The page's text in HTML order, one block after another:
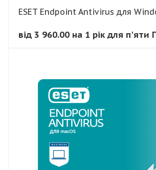
ESET Endpoint Antivirus для
від 3 960.00 на 1 рік для п'яти